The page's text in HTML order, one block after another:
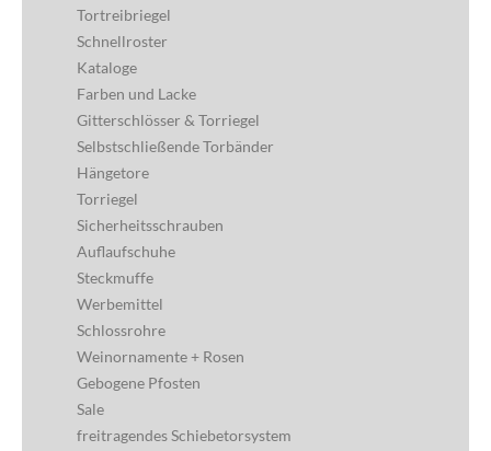
Tortreibriegel
Schnellroster
Kataloge
Farben und Lacke
Gitterschlösser & Torriegel
Selbstschließende Torbänder
Hängetore
Torriegel
Sicherheitsschrauben
Auflaufschuhe
Steckmuffe
Werbemittel
Schlossrohre
Weinornamente + Rosen
Gebogene Pfosten
Sale
freitragendes Schiebetorsystem